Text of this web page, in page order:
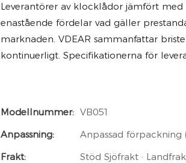
Leverantörer av klocklådor jämfört
enastående fördelar vad gäller
marknaden. VDEAR sammanfattar
kontinuerligt. Specifikationerna för
Modellnummer: VB051
Anpassning:
Anpassad förpackning
Frakt:
Stöd Sjöfrakt ·